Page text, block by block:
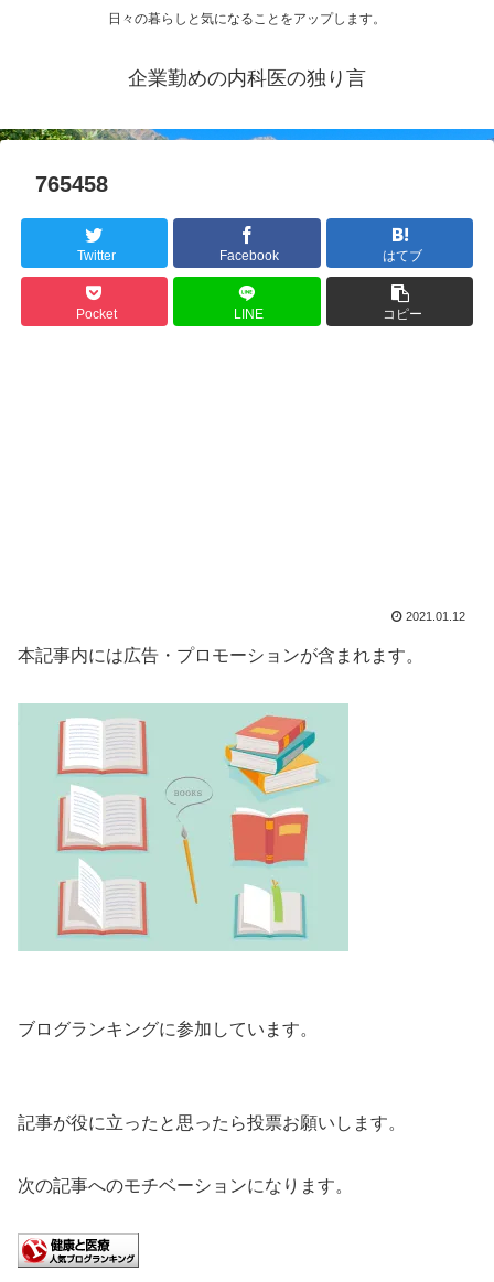
日々の暮らしと気になることをアップします。
企業勤めの内科医の独り言
765458
Twitter Facebook はてブ
Pocket LINE コピー
2021.01.12
本記事内には広告・プロモーションが含まれます。
ブログランキングに参加しています。
記事が役に立ったと思ったら投票お願いします。
次の記事へのモチベーションになります。